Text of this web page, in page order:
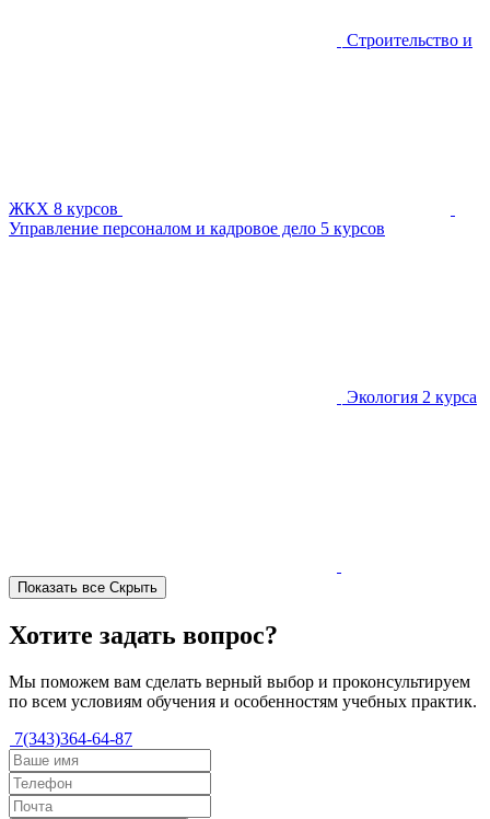
Строительство и
ЖКХ 8 курсов
Управление персоналом и кадровое дело 5 курсов
Экология 2 курса
Показать все Скрыть
Хотите задать вопрос?
Мы поможем вам сделать верный выбор и проконсультируем
по всем условиям обучения и особенностям учебных практик.
7(343)364-64-87